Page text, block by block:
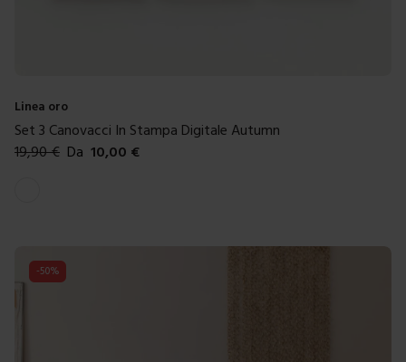
Linea oro
Set 3 Canovacci In Stampa Digitale Autumn
19,90€ Da 10,00 €
-50%